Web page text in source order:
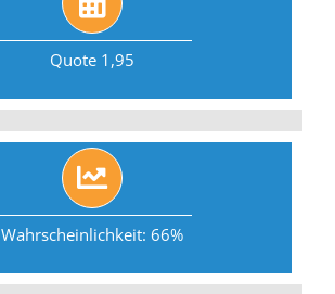
Quote 1,95
Wahrscheinlichkeit: 66%